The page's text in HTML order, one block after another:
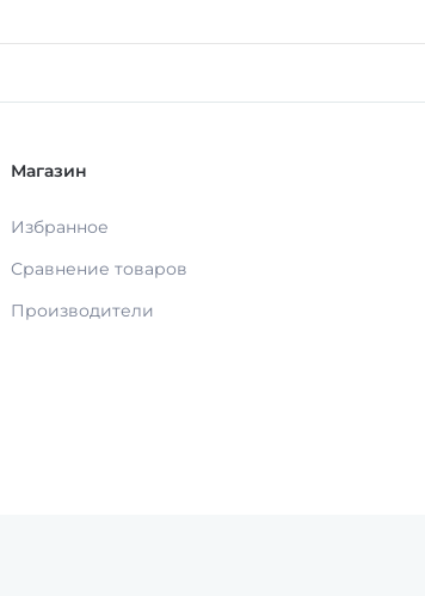
Магазин
Избранное
Сравнение товаров
Производители